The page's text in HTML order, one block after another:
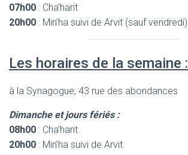
07h00 : Cha’harit
20h00 : Min’ha suivi de Arvit (sauf vendredi)
Les horaires de la semaine :
à la Synagogue, 43 rue des abondances
Dimanche et jours fériés :
08h00 : Cha’harit
20h00 : Min’ha suivi de Arvit